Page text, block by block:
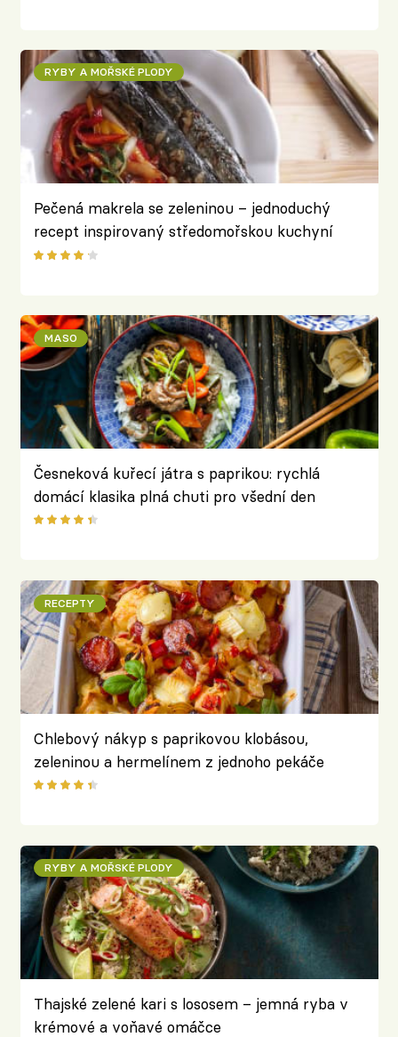
RYBY A MOŘSKÉ PLODY
Pečená makrela se zeleninou – jednoduchý
recept inspirovaný středomořskou kuchyní
MASO
Česneková kuřecí játra s paprikou: rychlá
domácí klasika plná chuti pro všední den
RECEPTY
Chlebový nákyp s paprikovou klobásou,
zeleninou a hermelínem z jednoho pekáče
RYBY A MOŘSKÉ PLODY
Thajské zelené kari s lososem – jemná ryba v
krémové a voňavé omáčce